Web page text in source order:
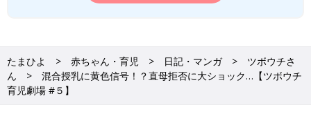
たまひよ 赤ちゃん・育児 日記・マンガ
ツボウチさ
ん
混合授乳に黄色信号！？直母拒否に大ショック…【ツボウチ
育児劇場 #５】